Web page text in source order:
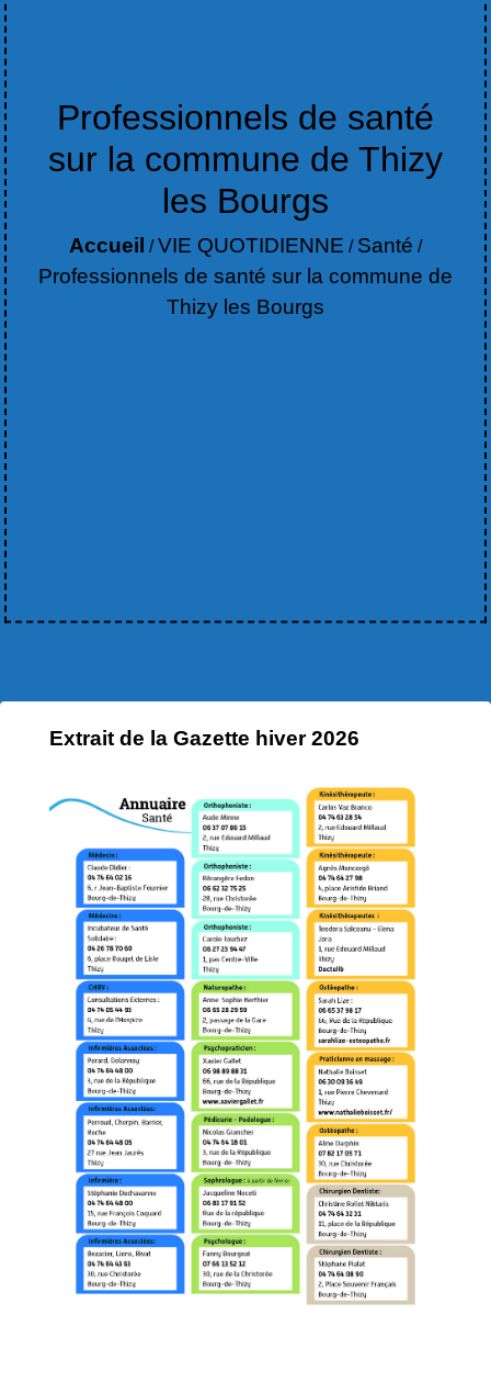
Professionnels de santé
sur la commune de Thizy
les Bourgs
Accueil /VIE QUOTIDIENNE / Santé /
Professionnels de santé sur la commune de
Thizy les Bourgs
Extrait de la Gazette hiver 2026